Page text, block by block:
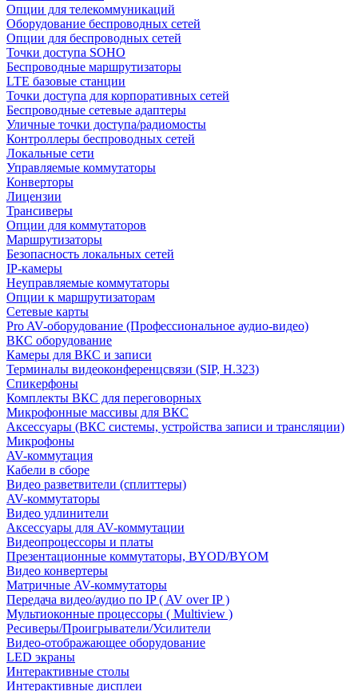
Опции для телекоммуникаций
Оборудование беспроводных сетей
Опции для беспроводных сетей
Точки доступа SOHO
Беспроводные маршрутизаторы
LTE базовые станции
Точки доступа для корпоративных сетей
Беспроводные сетевые адаптеры
Уличные точки доступа/радиомосты
Контроллеры беспроводных сетей
Локальные сети
Управляемые коммутаторы
Конверторы
Лицензии
Трансиверы
Опции для коммутаторов
Маршрутизаторы
Безопасность локальных сетей
IP-камеры
Неуправляемые коммутаторы
Опции к маршрутизаторам
Сетевые карты
Pro AV-оборудование (Профессиональное аудио-видео)
ВКС оборудование
Камеры для ВКС и записи
Терминалы видеоконференцсвязи (SIP, H.323)
Спикерфоны
Комплекты ВКС для переговорных
Микрофонные массивы для ВКС
Аксессуары (ВКС системы, устройства записи и трансляции)
Микрофоны
AV-коммутация
Кабели в сборе
Видео разветвители (сплиттеры)
AV-коммутаторы
Видео удлинители
Аксессуары для AV-коммутации
Видеопроцессоры и платы
Презентационные коммутаторы, BYOD/BYOM
Видео конвертеры
Матричные AV-коммутаторы
Передача видео/аудио по IP ( AV over IP )
Мультиоконные процессоры ( Multiview )
Ресиверы/Проигрыватели/Усилители
Видео-отображающее оборудование
LED экраны
Интерактивные столы
Интерактивные дисплеи